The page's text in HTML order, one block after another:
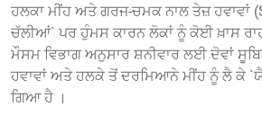
ਹਲਕਾ ਮੀਂਹ ਅਤੇ ਗਰਜ-ਚਮਕ ਨਾਲ ਤੇਜ਼ ਹਵਾਵਾਂ
ਚੱਲੀਆਂ` ਪਰ ਹੁੰਮਸ ਕਾਰਨ ਲੋਕਾਂ ਨੂੰ ਕੋਈ ਖ਼ਾਸ
ਮੌਸਮ ਵਿਭਾਗ ਅਨੁਸਾਰ ਸ਼ਨੀਵਾਰ ਲਈ ਦੋਵਾਂ
ਹਵਾਵਾਂ ਅਤੇ ਹਲਕੇ ਤੋਂ ਦਰਮਿਆਨੇ ਮੀਂਹ ਨੂੰ ਲੈ ਕੇ
ਗਿਆ ਹੈ ।